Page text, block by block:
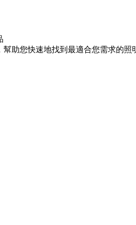
幫助您快速地找到最適合您需求的照